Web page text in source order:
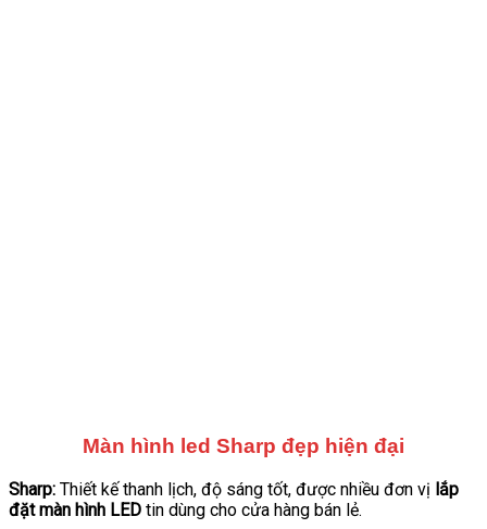
Màn hình led Sharp đẹp hiện đại
Sharp: Thiết kế thanh lịch, độ sáng tốt, được nhiều đơn vị lắp
đặt màn hình LED tin dùng cho cửa hàng bán lẻ.